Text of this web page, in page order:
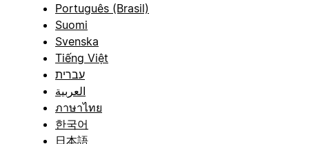
Português (Brasil)
Suomi
Svenska
Tiếng Việt
עברית
العربية
ภาษาไทย
한국어
日本語